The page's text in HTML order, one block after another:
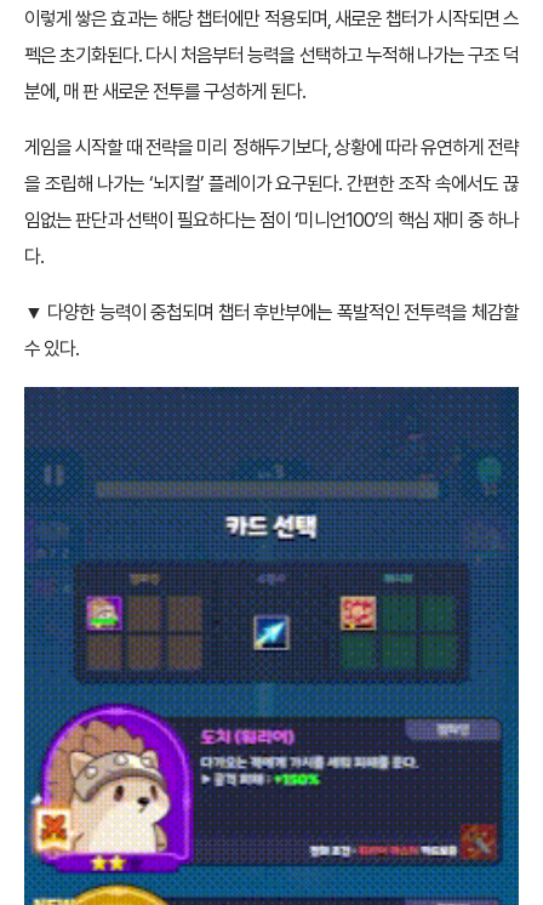
이렇게 쌓은 효과는 해당 챕터에만 적용되며, 새로운 챕터가 시작되면 스
펙은 초기화된다. 다시 처음부터 능력을 선택하고 누적해 나가는 구조 덕
분에, 매 판 새로운 전투를 구성하게 된다.
게임을 시작할 때 전략을 미리 정해두기보다, 상황에 따라 유연하게 전략
을 조립해 나가는 ‘뇌지컬’ 플레이가 요구된다. 간편한 조작 속에서도 끊
임없는 판단과 선택이 필요하다는 점이 ‘미니언100’의 핵심 재미 중 하나
다.
▼ 다양한 능력이 중첩되며 챕터 후반부에는 폭발적인 전투력을 체감할
수 있다.